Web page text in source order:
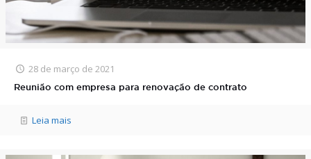
28 de março de 2021
Reunião com empresa para renovação de contrato
Leia mais